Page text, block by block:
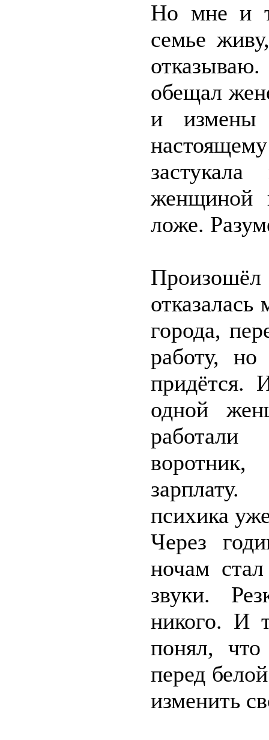
Но мне и
семье
обещал
и измены
женщиной
ложе.
города,
работу,
придётся.
одной
воротник,
психика
Через
ночам
звуки.
никого. И
понял, что
перед
изменить